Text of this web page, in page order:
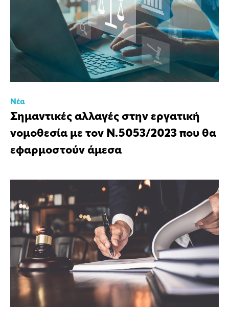
Νέα
Σημαντικές αλλαγές στην εργατική
νομοθεσία με τον Ν.5053/2023 που θα
εφαρμοστούν άμεσα